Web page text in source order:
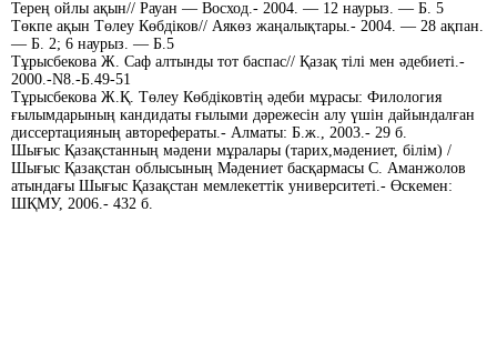
Терең ойлы ақын// Рауан — Восход.- 2004. — 12 наурыз. — Б. 5
Төкпе ақын Төлеу Көбдіков// Аякөз жаңалықтары.- 2004. — 28 ақпан.
— Б. 2; 6 наурыз. — Б.5
Тұрысбекова Ж. Саф алтынды тот баспас// Қазақ тілі мен әдебиеті.-
2000.-N8.-Б.49-51
Тұрысбекова Ж.Қ. Төлеу Көбдіковтің әдеби мұрасы: Филология
ғылымдарының кандидаты ғылыми дәрежесін алу үшін дайындалған
диссертацияның авторефераты.- Алматы: Б.ж., 2003.- 29 б.
Шығыс Қазақстанның мәдени мұралары (тарих,мәдениет, білім) /
Шығыс Қазақстан облысының Мәдениет басқармасы С. Аманжолов
атындағы Шығыс Қазақстан мемлекеттік университеті.- Өскемен:
ШҚМУ, 2006.- 432 б.